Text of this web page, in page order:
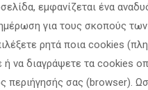
για τη σωτηρία του έθνους
να έχει θετικό πρόσημο
φοροαπαλλαγή των
εμφανίζεται ένα
για τους σκοπούς
ρητά ποια cookies
ή να διαγράψετε τα cookies
περιήγησής σας (browser).